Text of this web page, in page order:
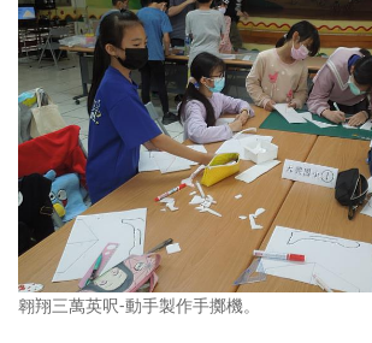
翱翔三萬英呎-動手製作手擲機。